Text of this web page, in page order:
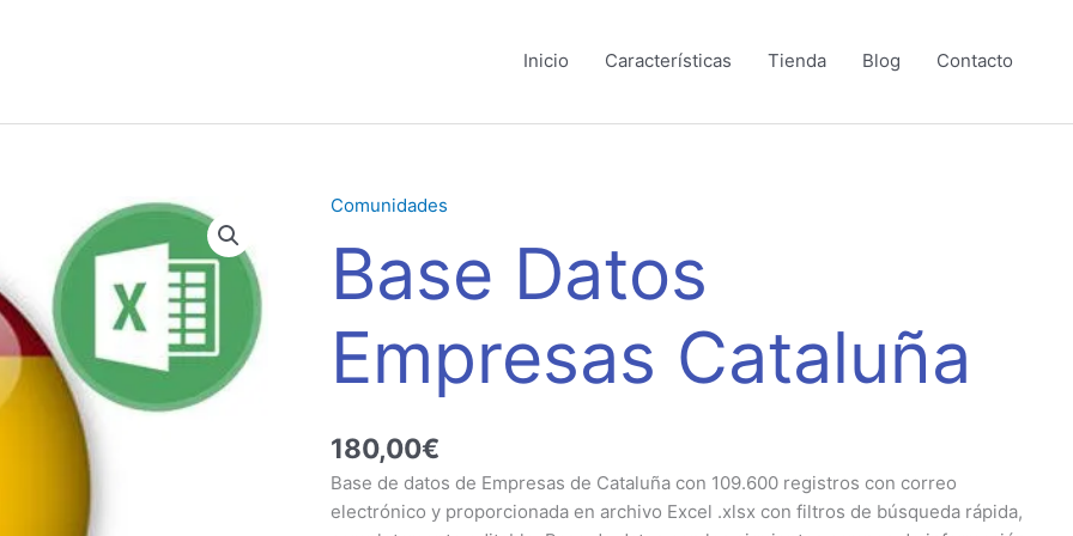
Inicio Características Tienda Blog Contacto
Comunidades
Base Datos
Empresas Cataluña
180,00€
Base de datos de Empresas de Cataluña con 109.600 registros con correo
electrónico y proporcionada en archivo Excel .xlsx con filtros de búsqueda rápida,
Base
Empresas
Cataluña